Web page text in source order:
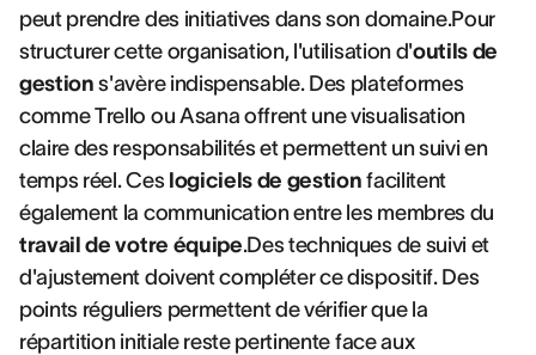
peut prendre des initiatives dans son domaine.Pour
structurer cette organisation, l'utilisation d'outils de
gestion s'avère indispensable. Des plateformes
comme Trello ou Asana offrent une visualisation
claire des responsabilités et permettent un suivi en
temps réel. Ces logiciels de gestion facilitent
également la communication entre les membres du
travail de votre équipe.Des techniques de suivi et
d'ajustement doivent compléter ce dispositif. Des
points réguliers permettent de vérifier que la
répartition initiale reste pertinente face aux